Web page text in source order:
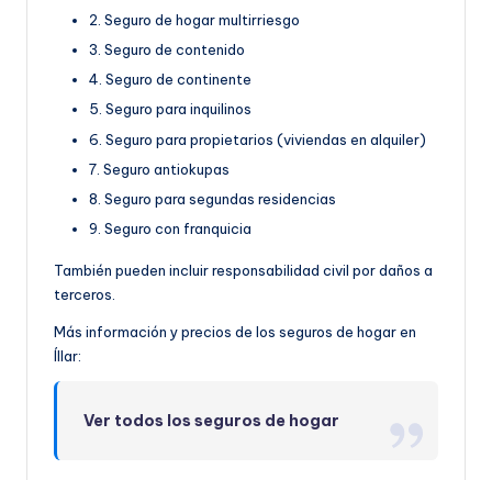
2. Seguro de hogar multirriesgo
3. Seguro de contenido
4. Seguro de continente
5. Seguro para inquilinos
6. Seguro para propietarios (viviendas en alquiler)
7. Seguro antiokupas
8. Seguro para segundas residencias
9. Seguro con franquicia
También pueden incluir responsabilidad civil por daños a
terceros.
Más información y precios de los seguros de hogar en
Íllar:
Ver todos los seguros de hogar